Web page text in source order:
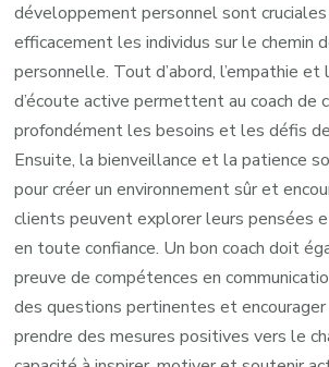
développement personnel sont
efficacement les individus sur le chemin
personnelle. Tout d’abord, l’empathie et
d’écoute active permettent au coach de
profondément les besoins et les défis
Ensuite, la bienveillance et la patience
pour créer un environnement sûr et
clients peuvent explorer leurs pensées
en toute confiance. Un bon coach doit
preuve de compétences en
des questions pertinentes et
prendre des mesures positives vers le